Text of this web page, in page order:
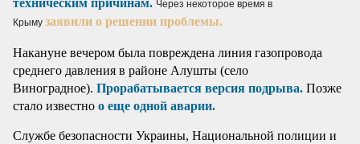
Через некоторое время в
Крыму заявили о решении проблемы.
Накануне вечером была повреждена линия газопровода
среднего давления в районе Алушты (село
Виноградное). Прорабатывается версия подрыва. Позже
стало известно о еще одной аварии.
Службе безопасности Украины, Национальной полиции и